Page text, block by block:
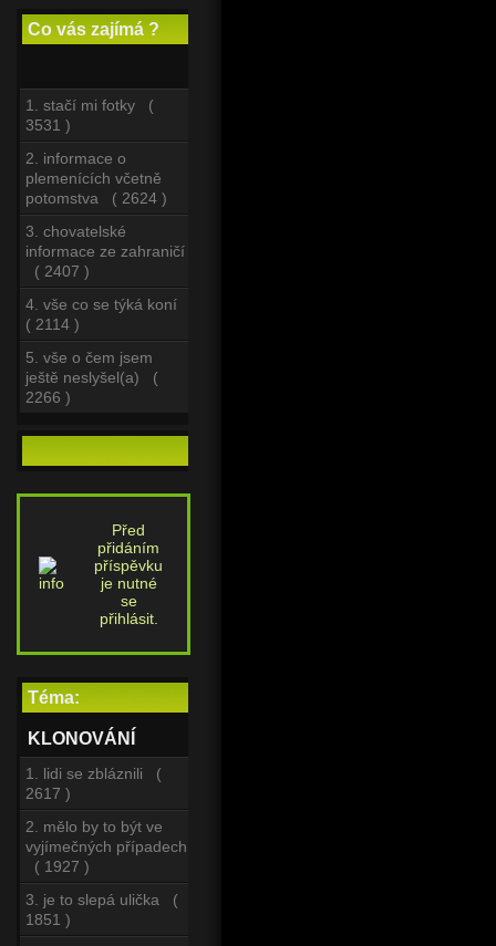
Co vás zajímá ?
1. stačí mi fotky (
3531 )
2. informace o
plemenících včetně
potomstva ( 2624 )
3. chovatelské
informace ze zahraničí
( 2407 )
4. vše co se týká koní
( 2114 )
5. vše o čem jsem
ještě neslyšel(a) (
2266 )
Před
přidáním
příspěvku
je nutné
se
přihlásit.
Téma:
KLONOVÁNÍ
1. lidi se zbláznili (
2617 )
2. mělo by to být ve
vyjímečných případech
( 1927 )
3. je to slepá ulička (
1851 )